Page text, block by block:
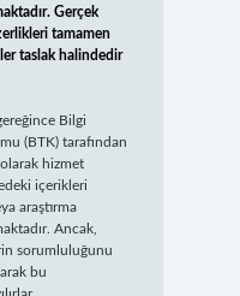
Gerçek
tamamen
taslak halindedir
Bilgi
(BTK) tarafından
olarak hizmet
içerikleri
araştırma
Ancak,
sorumluluğunu
bu